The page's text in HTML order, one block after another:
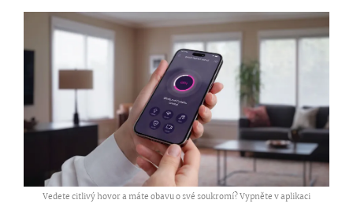
Vedete citlivý hovor a máte obavu o své soukromí? Vypněte v aplikaci